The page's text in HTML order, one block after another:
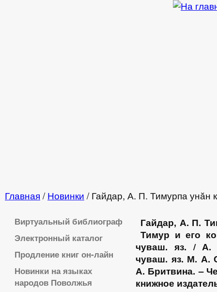
Вы здесь
Главная / Новинки / Гайдар, А. П. Тимурпа унӑн
Гайдар, А. П.
Тимур и его
чуваш. яз. / А.
чуваш. яз. М. А.
А. Бритвина.–
книжное
Виртуальный библиограф
Электронный каталог
Продление книг он-лайн
Новинки на языках
народов Поволжья